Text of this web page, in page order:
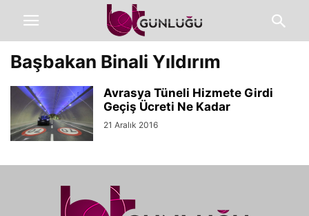
Başbakan Binali Yıldırım
Avrasya Tüneli Hizmete Girdi
Geçiş Ücreti Ne Kadar
21 Aralık 2016